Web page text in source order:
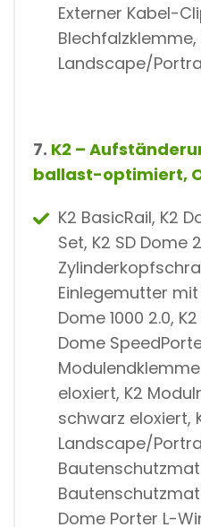
Externer Kabel-
Blechfalzklemme,
Landscape/
7. K2 –
ballast-optimiert,
K2 BasicRail, K2
Set, K2 SD Dome
Einlegemutter
Dome 1000 2.0,
Dome
eloxiert, K2
schwarz eloxiert,
Landscape/
Dome Porter L-